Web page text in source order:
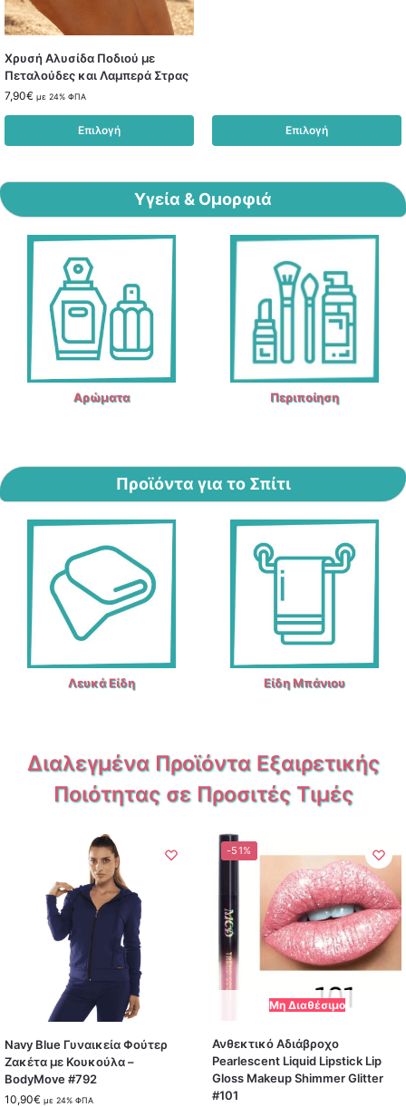
Χρυσή Αλυσίδα Ποδιού με
Πεταλούδες και Λαμπερά Στρας
7,90€ με 24% ΦΠΑ
Επιλογή Επιλογή
Περιποίηση
Αρώματα
Υγεία & Ομορφιά
Προϊόντα για το Σπίτι
Λευκά Είδη Είδη Μπάνιου
Διαλεγμένα Προϊόντα Εξαιρετικής
Ποιότητας σε Προσιτές Τιμές
Navy Blue Γυναικεία Φούτερ
Ζακέτα με Κουκούλα –
BodyMove #792
10,90€ με 24% ΦΠΑ
-51%
Μη Διαθέσιμο
Ανθεκτικό Αδιάβροχο
Pearlescent Liquid Lipstick Lip
Gloss Makeup Shimmer Glitter
#101